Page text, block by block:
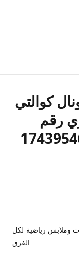
كوالتي
رقم
وملابس رياضية لكل
الفرق